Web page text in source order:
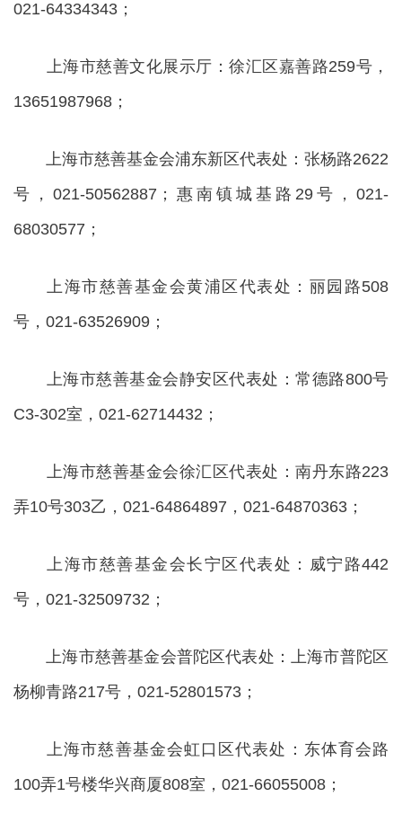
021-64334343；
上海市慈善文化展示厅：徐汇区嘉善路259号，
13651987968；
上海市慈善基金会浦东新区代表处：张杨路2622
号，021-50562887；惠南镇城基路29号，021-
68030577；
上海市慈善基金会黄浦区代表处：丽园路508
号，021-63526909；
上海市慈善基金会静安区代表处：常德路800号
C3-302室，021-62714432；
上海市慈善基金会徐汇区代表处：南丹东路223
弄10号303乙，021-64864897，021-64870363；
上海市慈善基金会长宁区代表处：威宁路442
号，021-32509732；
上海市慈善基金会普陀区代表处：上海市普陀区
杨柳青路217号，021-52801573；
上海市慈善基金会虹口区代表处：东体育会路
100弄1号楼华兴商厦808室，021-66055008；